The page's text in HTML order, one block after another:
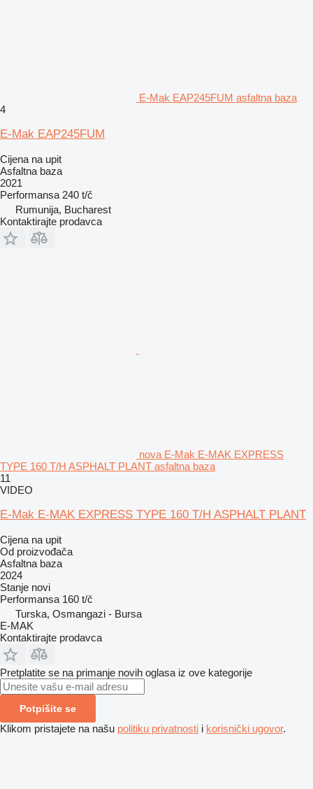
E-Mak EAP245FUM asfaltna baza
4
E-Mak EAP245FUM
Cijena na upit
Asfaltna baza
2021
Performansa 240 t/č
Rumunija, Bucharest
Kontaktirajte prodavca
nova E-Mak E-MAK EXPRESS
TYPE 160 T/H ASPHALT PLANT asfaltna baza
11
VIDEO
E-Mak E-MAK EXPRESS TYPE 160 T/H ASPHALT PLANT
Cijena na upit
Od proizvođača
Asfaltna baza
2024
Stanje novi
Performansa 160 t/č
Turska, Osmangazi - Bursa
E-MAK
Kontaktirajte prodavca
Pretplatite se na primanje novih oglasa iz ove kategorije
Potpišite se
Klikom pristajete na našu politiku privatnosti i korisnički ugovor.